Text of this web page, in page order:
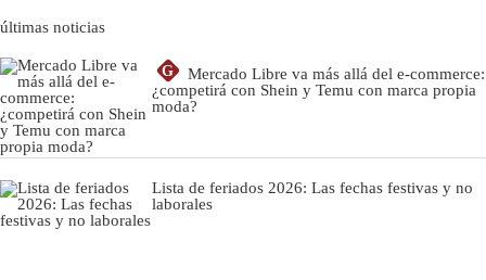
últimas noticias
G
Mercado Libre va más allá del e-commerce:
¿competirá con Shein y Temu con marca propia
moda?
Lista de feriados 2026: Las fechas festivas y no
laborales